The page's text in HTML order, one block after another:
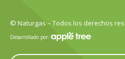
© Naturgas – Todos los derechos
Desarrollado por: